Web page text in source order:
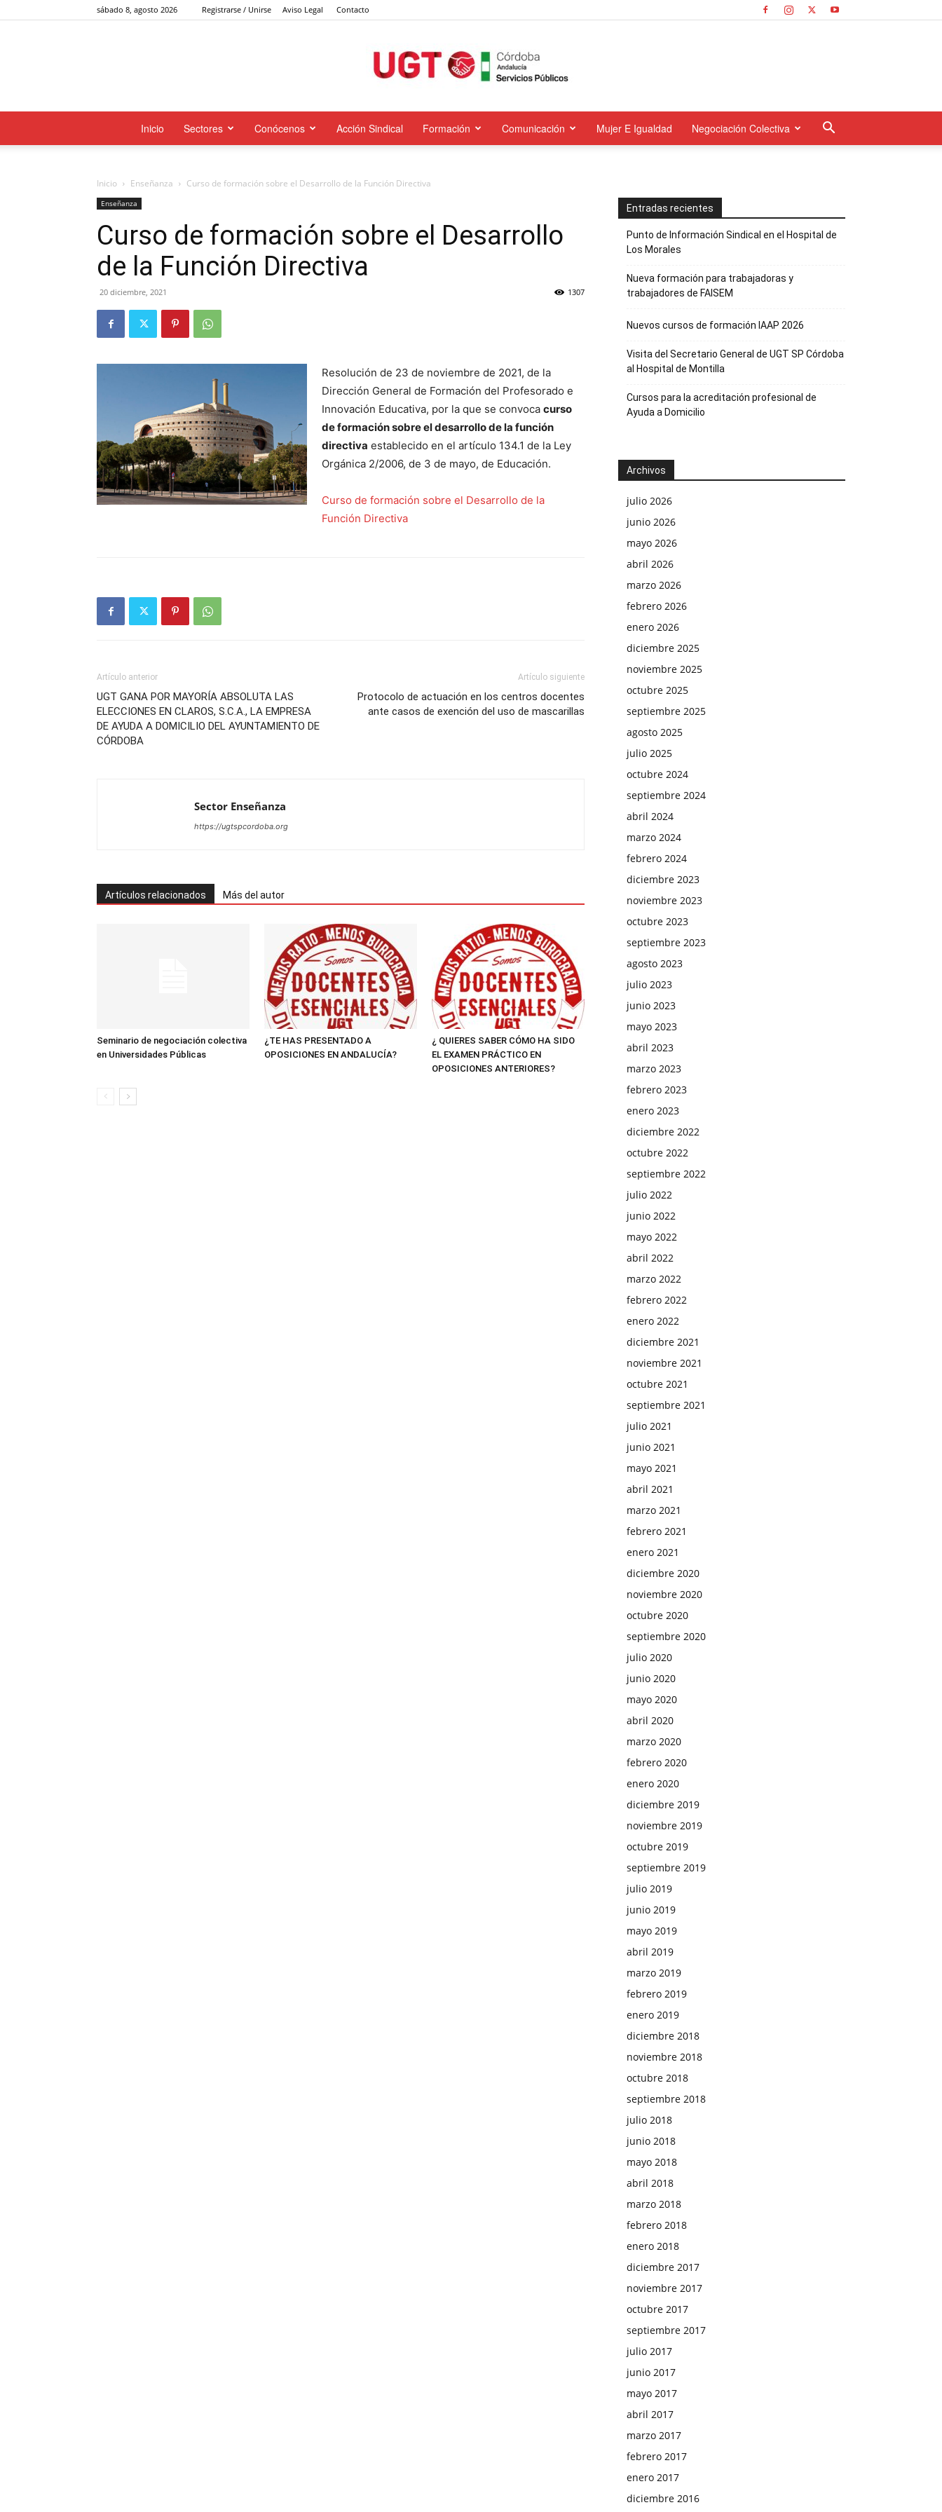
sábado 8, agosto 2026 Registrarse / Unirse Aviso Legal Contacto
Córdoba
Inicio Sectores Conócenos Acción Sindical Formación Comunicación Mujer E Igualdad Negociación Colectiva
Inicio Enseñanza Curso de formación sobre el Desarrollo de la Función Directiva
Enseñanza
Curso de formación sobre el Desarrollo
de la Función Directiva
20 diciembre, 2021 1307
Resolución de 23 de noviembre de 2021, de la
Dirección General de Formación del Profesorado e
Innovación Educativa, por la que se convoca curso
de formación sobre el desarrollo de la función
directiva establecido en el artículo 134.1 de la Ley
Orgánica 2/2006, de 3 de mayo, de Educación.
Curso de formación sobre el Desarrollo de la
Función Directiva
Artículo anterior
UGT GANA POR MAYORÍA ABSOLUTA LAS
ELECCIONES EN CLAROS, S.C.A., LA EMPRESA
DE AYUDA A DOMICILIO DEL AYUNTAMIENTO DE
CÓRDOBA
Artículo siguiente
Protocolo de actuación en los centros docentes
ante casos de exención del uso de mascarillas
Sector Enseñanza
https://ugtspcordoba.org
Artículos relacionados Más del autor
Seminario de negociación colectiva
en Universidades Públicas
¿TE HAS PRESENTADO A
OPOSICIONES EN ANDALUCÍA?
¿ QUIERES SABER CÓMO HA SIDO
EL EXAMEN PRÁCTICO EN
OPOSICIONES ANTERIORES?
Entradas recientes
Punto de Información Sindical en el Hospital de
Los Morales
Nueva formación para trabajadoras y
trabajadores de FAISEM
Nuevos cursos de formación IAAP 2026
Visita del Secretario General de UGT SP Córdoba
al Hospital de Montilla
Cursos para la acreditación profesional de
Ayuda a Domicilio
Archivos
julio 2026
junio 2026
mayo 2026
abril 2026
marzo 2026
febrero 2026
enero 2026
diciembre 2025
noviembre 2025
octubre 2025
septiembre 2025
agosto 2025
julio 2025
octubre 2024
septiembre 2024
abril 2024
marzo 2024
febrero 2024
diciembre 2023
noviembre 2023
octubre 2023
septiembre 2023
agosto 2023
julio 2023
junio 2023
mayo 2023
abril 2023
marzo 2023
febrero 2023
enero 2023
diciembre 2022
octubre 2022
septiembre 2022
julio 2022
junio 2022
mayo 2022
abril 2022
marzo 2022
febrero 2022
enero 2022
diciembre 2021
noviembre 2021
octubre 2021
septiembre 2021
julio 2021
junio 2021
mayo 2021
abril 2021
marzo 2021
febrero 2021
enero 2021
diciembre 2020
noviembre 2020
octubre 2020
septiembre 2020
julio 2020
junio 2020
mayo 2020
abril 2020
marzo 2020
febrero 2020
enero 2020
diciembre 2019
noviembre 2019
octubre 2019
septiembre 2019
julio 2019
junio 2019
mayo 2019
abril 2019
marzo 2019
febrero 2019
enero 2019
diciembre 2018
noviembre 2018
octubre 2018
septiembre 2018
julio 2018
junio 2018
mayo 2018
abril 2018
marzo 2018
febrero 2018
enero 2018
diciembre 2017
noviembre 2017
octubre 2017
septiembre 2017
julio 2017
junio 2017
mayo 2017
abril 2017
marzo 2017
febrero 2017
enero 2017
diciembre 2016